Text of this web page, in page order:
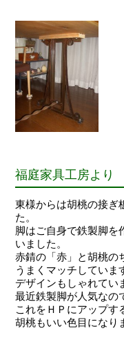
福庭家具工房より
東様からは胡桃の接ぎ
た。
脚はご自身で鉄製脚を
いました。
赤錆の「赤」と胡桃の
うまくマッチしていま
デザインもしゃれてい
最近鉄製脚が人気なの
これをＨＰにアップす
胡桃もいい色目になり